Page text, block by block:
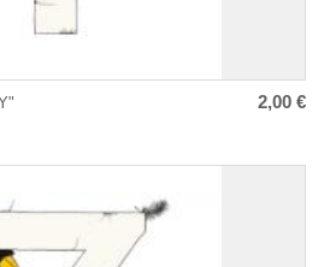
2,00 €